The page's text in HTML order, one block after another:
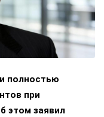
полностью
при
этом заявил